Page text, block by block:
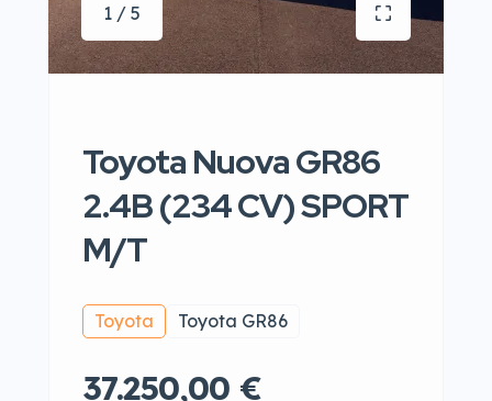
1 / 5
Toyota Nuova GR86
2.4B (234 CV) SPORT
M/T
Toyota Toyota GR86
37.250,00 €